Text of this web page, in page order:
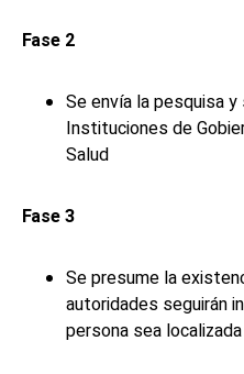
Fase 2
Se envía la pesquisa
Instituciones de
Salud
Fase 3
Se presume la
autoridades seguirán
persona sea localizada